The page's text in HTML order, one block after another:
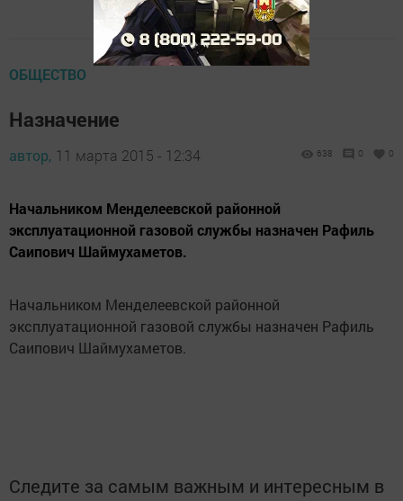
ОБЩЕСТВО
Назначение
автор, 11 марта 2015 - 12:34 638 0 0
Начальником Менделеевской районной
эксплуатационной газовой службы назначен Рафиль
Саипович Шаймухаметов.
Начальником Менделеевской районной
эксплуатационной газовой службы назначен Рафиль
Саипович Шаймухаметов.
Следите за самым важным и интересным в